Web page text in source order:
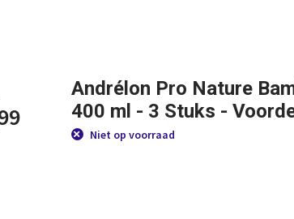
Andrélon Pro Nature
400 ml - 3 Stuks -
Niet op voorraad